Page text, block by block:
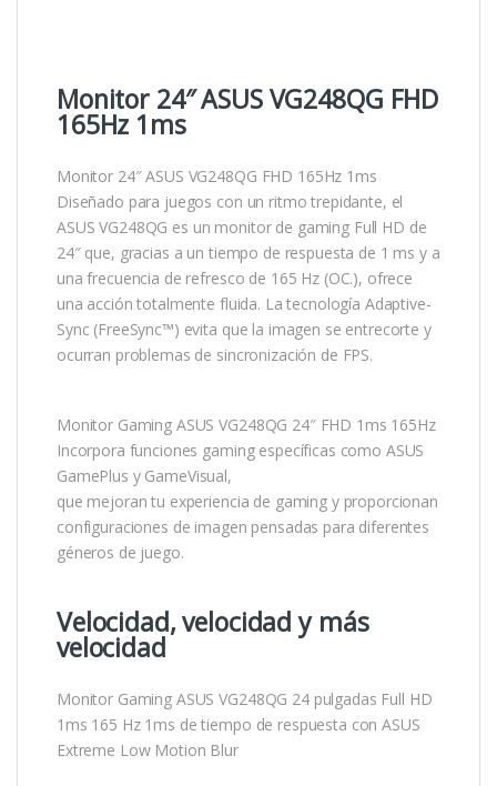
Monitor 24″ ASUS VG248QG FHD
165Hz 1ms
Monitor 24″ ASUS VG248QG FHD 165Hz 1ms
Diseñado para juegos con un ritmo trepidante, el
ASUS VG248QG es un monitor de gaming Full HD de
24″ que, gracias a un tiempo de respuesta de 1 ms y a
una frecuencia de refresco de 165 Hz (OC.), ofrece
una acción totalmente fluida. La tecnología Adaptive-
Sync (FreeSync™) evita que la imagen se entrecorte y
ocurran problemas de sincronización de FPS.
Monitor Gaming ASUS VG248QG 24″ FHD 1ms 165Hz
Incorpora funciones gaming específicas como ASUS
GamePlus y GameVisual,
que mejoran tu experiencia de gaming y proporcionan
configuraciones de imagen pensadas para diferentes
géneros de juego.
Velocidad, velocidad y más
velocidad
Monitor Gaming ASUS VG248QG 24 pulgadas Full HD
1ms 165 Hz 1ms de tiempo de respuesta con ASUS
Extreme Low Motion Blur